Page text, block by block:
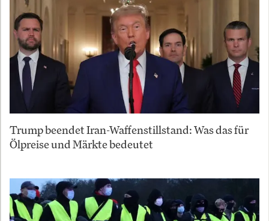
Trump beendet Iran-Waffenstillstand: Was das für
Ölpreise und Märkte bedeutet